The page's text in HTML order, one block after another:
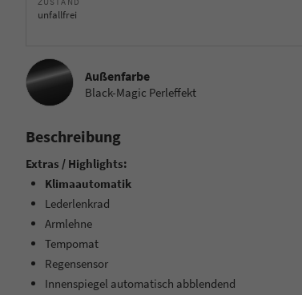
unfallfrei
Außenfarbe
Black-Magic Perleffekt
Beschreibung
Extras / Highlights:
Klimaautomatik
Lederlenkrad
Armlehne
Tempomat
Regensensor
Innenspiegel automatisch abblendend